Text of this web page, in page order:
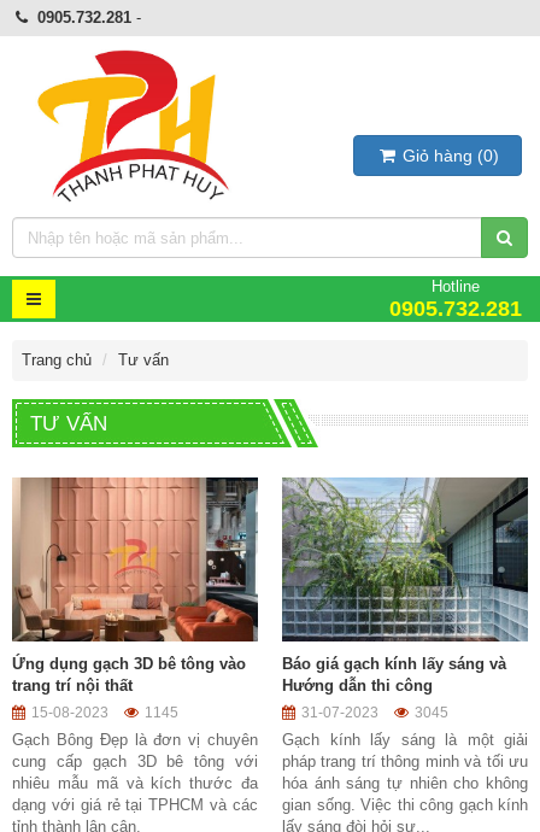
0905.732.281-
Giỏ hàng (0)
Hotline
0905.732.281
Trang chủ Tư vấn
TƯ VẤN
Ứng dụng gạch 3D bê tông vào
trang trí nội thất
15-08-2023 1145
Gạch Bông Đẹp là đơn vị chuyên
cung cấp gạch 3D bê tông với
nhiêu mẫu mã và kích thước đa
dạng với giá rẻ tại TPHCM và các
tỉnh thành lân cận.
Báo giá gạch kính lấy sáng và
Hướng dẫn thi công
31-07-2023 3045
Gạch kính lấy sáng là một giải
pháp trang trí thông minh và tối ưu
hóa ánh sáng tự nhiên cho không
gian sống. Việc thi công gạch kính
lấy sáng đòi hỏi sự...